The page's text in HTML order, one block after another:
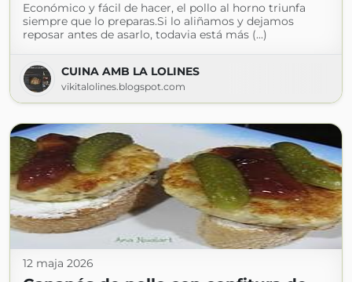
Económico y fácil de hacer, el pollo al horno triunfa
siempre que lo preparas.Si lo aliñamos y dejamos
reposar antes de asarlo, todavia está más (...)
CUINA AMB LA LOLINES
vikitalolines.blogspot.com
12 maja 2026